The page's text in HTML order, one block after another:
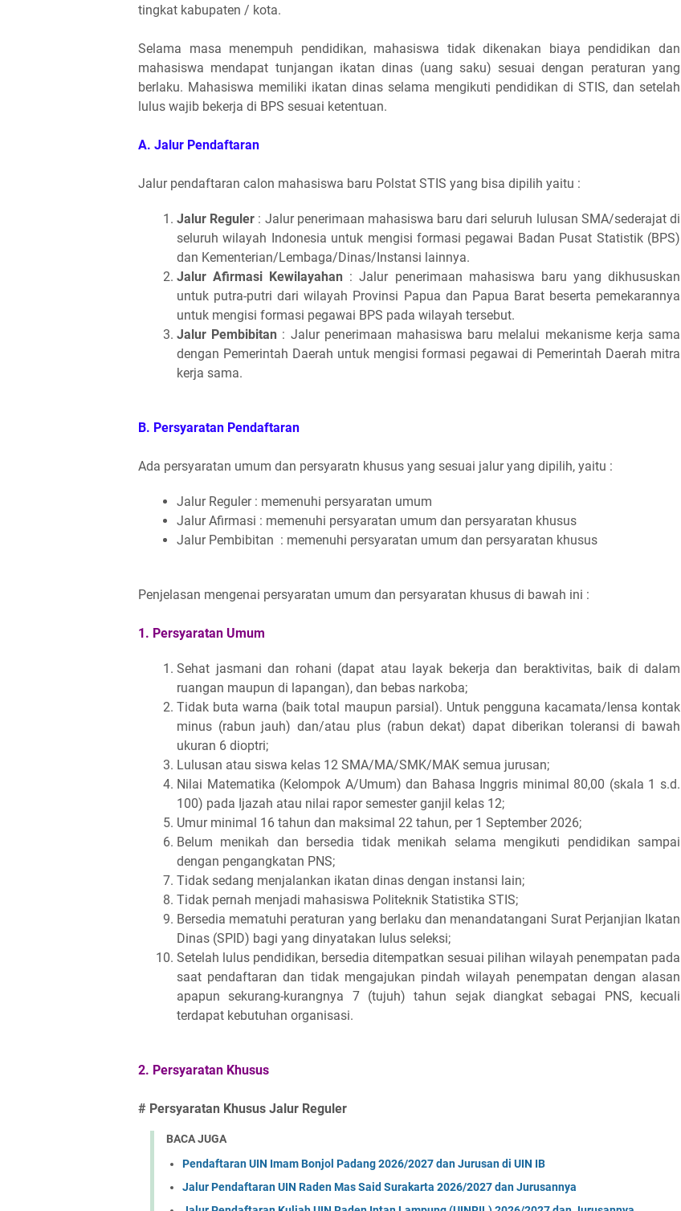
tingkat kabupaten / kota.
Selama masa menempuh pendidikan, mahasiswa tidak dikenakan biaya pendidikan dan
mahasiswa mendapat tunjangan ikatan dinas (uang saku) sesuai dengan peraturan yang
berlaku. Mahasiswa memiliki ikatan dinas selama mengikuti pendidikan di STIS, dan setelah
lulus wajib bekerja di BPS sesuai ketentuan.
A. Jalur Pendaftaran
Jalur pendaftaran calon mahasiswa baru Polstat STIS yang bisa dipilih yaitu :
Jalur Reguler : Jalur penerimaan mahasiswa baru dari seluruh lulusan SMA/sederajat di
seluruh wilayah Indonesia untuk mengisi formasi pegawai Badan Pusat Statistik (BPS)
dan Kementerian/Lembaga/Dinas/Instansi lainnya.
Jalur Afirmasi Kewilayahan : Jalur penerimaan mahasiswa baru yang dikhususkan
untuk putra-putri dari wilayah Provinsi Papua dan Papua Barat beserta pemekarannya
untuk mengisi formasi pegawai BPS pada wilayah tersebut.
Jalur Pembibitan : Jalur penerimaan mahasiswa baru melalui mekanisme kerja sama
dengan Pemerintah Daerah untuk mengisi formasi pegawai di Pemerintah Daerah mitra
kerja sama.
B. Persyaratan Pendaftaran
Ada persyaratan umum dan persyaratn khusus yang sesuai jalur yang dipilih, yaitu :
Jalur Reguler : memenuhi persyaratan umum
Jalur Afirmasi : memenuhi persyaratan umum dan persyaratan khusus
Jalur Pembibitan : memenuhi persyaratan umum dan persyaratan khusus
Penjelasan mengenai persyaratan umum dan persyaratan khusus di bawah ini :
1. Persyaratan Umum
Sehat jasmani dan rohani (dapat atau layak bekerja dan beraktivitas, baik di dalam
ruangan maupun di lapangan), dan bebas narkoba;
Tidak buta warna (baik total maupun parsial). Untuk pengguna kacamata/lensa kontak
minus (rabun jauh) dan/atau plus (rabun dekat) dapat diberikan toleransi di bawah
ukuran 6 dioptri;
Lulusan atau siswa kelas 12 SMA/MA/SMK/MAK semua jurusan;
Nilai Matematika (Kelompok A/Umum) dan Bahasa Inggris minimal 80,00 (skala 1 s.d.
100) pada Ijazah atau nilai rapor semester ganjil kelas 12;
Umur minimal 16 tahun dan maksimal 22 tahun, per 1 September 2026;
Belum menikah dan bersedia tidak menikah selama mengikuti pendidikan sampai
dengan pengangkatan PNS;
Tidak sedang menjalankan ikatan dinas dengan instansi lain;
Tidak pernah menjadi mahasiswa Politeknik Statistika STIS;
Bersedia mematuhi peraturan yang berlaku dan menandatangani Surat Perjanjian Ikatan
Dinas (SPID) bagi yang dinyatakan lulus seleksi;
Setelah lulus pendidikan, bersedia ditempatkan sesuai pilihan wilayah penempatan pada
saat pendaftaran dan tidak mengajukan pindah wilayah penempatan dengan alasan
apapun sekurang-kurangnya 7 (tujuh) tahun sejak diangkat sebagai PNS, kecuali
terdapat kebutuhan organisasi.
2. Persyaratan Khusus
# Persyaratan Khusus Jalur Reguler
BACA JUGA
Pendaftaran UIN Imam Bonjol Padang 2026/2027 dan Jurusan di UIN IB
Jalur Pendaftaran UIN Raden Mas Said Surakarta 2026/2027 dan Jurusannya